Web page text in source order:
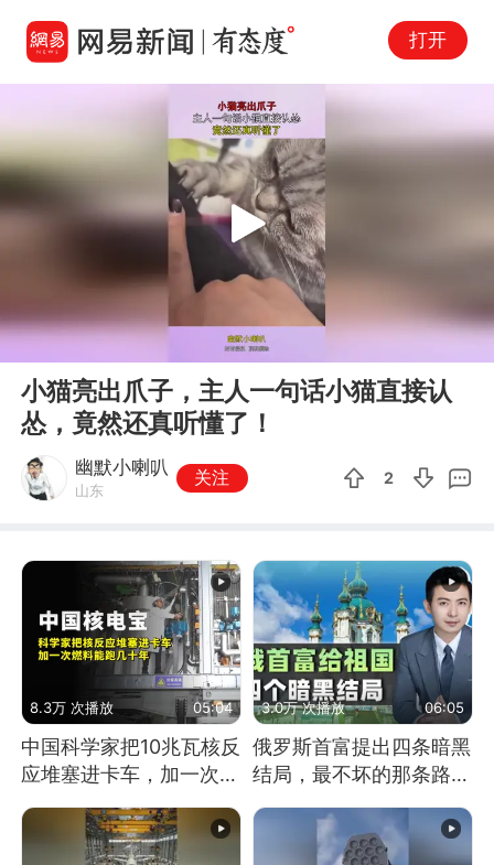
打开
00:00
Play
小猫亮出爪子，主人一句话小猫直接认
怂，竟然还真听懂了！
幽默小喇叭
山东
关注 2
8.3万 次播放 05:04
中国科学家把10兆瓦核反
应堆塞进卡车，加一次燃
料能跑几十年
3.0万 次播放 06:05
俄罗斯首富提出四条暗黑
结局，最不坏的那条路是
通向东方